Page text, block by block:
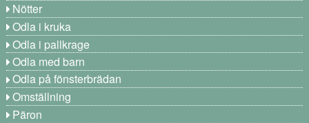
Nötter
Odla i kruka
Odla i pallkrage
Odla med barn
Odla på fönsterbrädan
Omställning
Päron